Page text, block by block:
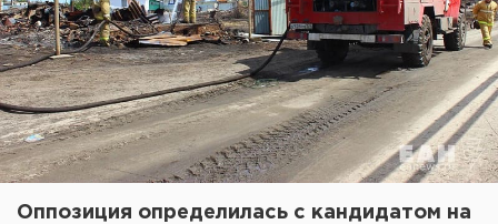
Оппозиция определилась с кандидатом на